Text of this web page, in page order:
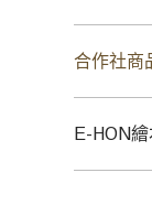
合作社商
E-HON